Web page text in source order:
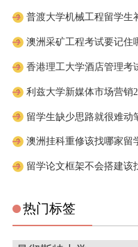
澳洲采矿工程考试要记住
香港理工大学酒店管理考
留学生缺少思路就很难动
澳洲挂科重修该找哪家留
留学论文框架不会搭建该
热门标签